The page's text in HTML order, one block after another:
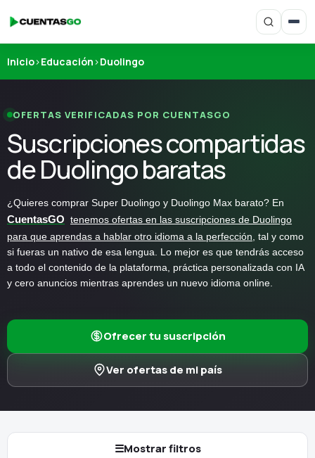
Inicio›Educación ›Duolingo
OFERTAS VERIFICADAS POR CUENTASGO
Suscripciones compartidas
de Duolingo baratas
¿Quieres comprar Super Duolingo y Duolingo Max barato? En
CuentasGO tenemos ofertas en las suscripciones de Duolingo
para que aprendas a hablar otro idioma a la perfección , tal y como
si fueras un nativo de esa lengua. Lo mejor es que tendrás acceso
a todo el contenido de la plataforma, práctica personalizada con IA
y cero anuncios mientras aprendes un nuevo idioma online.
Ofrecer tu suscripción
Ver ofertas de mi país
☰Mostrar filtros